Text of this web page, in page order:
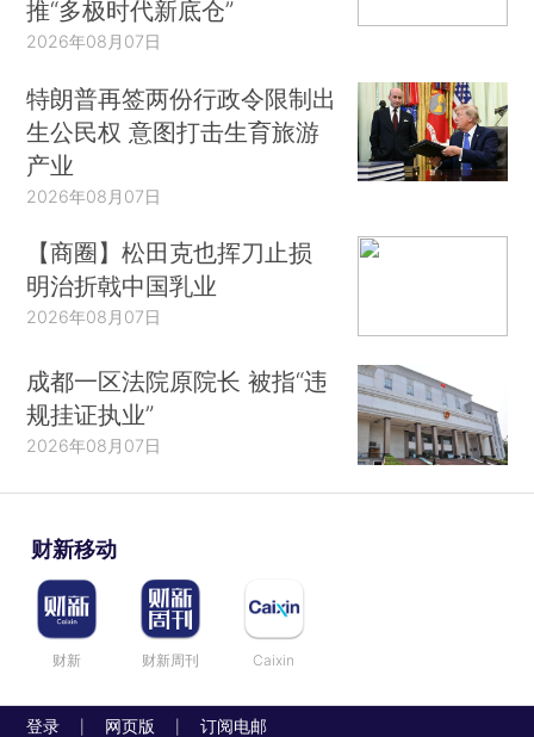
推“多极时代新底仓”
2026年08月07日
特朗普再签两份行政令限制出
生公民权 意图打击生育旅游
产业
2026年08月07日
【商圈】松田克也挥刀止损
明治折戟中国乳业
2026年08月07日
成都一区法院原院长 被指“违
规挂证执业”
2026年08月07日
财新移动
财新 财新周刊 Caixin
登录 网页版 订阅电邮